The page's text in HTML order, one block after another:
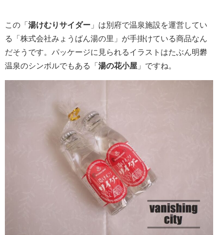
この「湯けむりサイダー 」は別府で温泉施設を運営してい
る「株式会社みょうばん湯の里」が手掛けている商品なん
だそうです。パッケージに見られるイラストはたぶん明礬
温泉のシンボルでもある「湯の花小屋 」ですね。